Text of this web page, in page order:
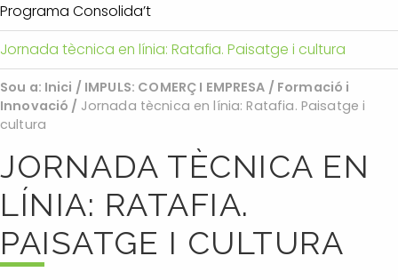
Programa Consolida’t
Jornada tècnica en línia: Ratafia. Paisatge i cultura
Sou a: Inici / IMPULS: COMERÇ I EMPRESA / Formació i
Innovació / Jornada tècnica en línia: Ratafia. Paisatge i
cultura
JORNADA TÈCNICA EN
LÍNIA: RATAFIA.
PAISATGE I CULTURA